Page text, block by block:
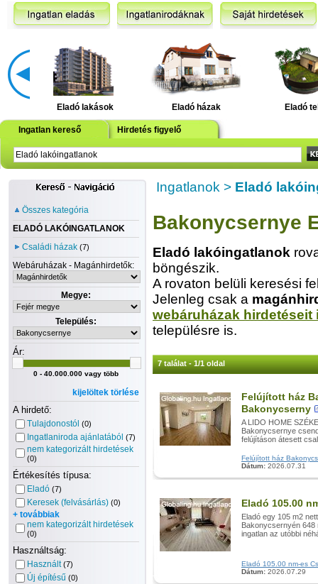
Eladó lakások Eladó házak Eladó
Ingatlan kereső Hirdetés figyelő
Összes kategória
ELADÓ LAKÓINGATLANOK
Családi házak (7)
Webáruházak - Magánhirdetők:
Megye:
Település:
Ár:
0 - 40.000.000 vagy több
kijelöltek törlése
A hirdető:
Tulajdonostól (0)
Ingatlaniroda ajánlatából (7)
nem kategorizált hirdetések
(0)
Értékesítés típusa:
Eladó (7)
Keresek (felvásárlás) (0)
+ továbbiak
nem kategorizált hirdetések
(0)
Használtság:
Használt (7)
Új építésű (0)
Ingatlanok > Eladó
Bakonycsernye
Eladó lakóingatlanok
böngészik.
A rovaton belüli keresési
Jelenleg csak a
webáruházak hirdetéseit
településre is.
7 találat - 1/1 oldal
Felújított ház
Bakonycserny
A LIDO HOME
Bakonycsernye
felújításon átesett
Felújított ház
Dátum: 2026.07.31
Eladó 105.00
Eladó egy 105 m2
Bakonycsernyén 648
ingatlan az utóbbi
Eladó 105.00 nm-es
Dátum: 2026.07.29